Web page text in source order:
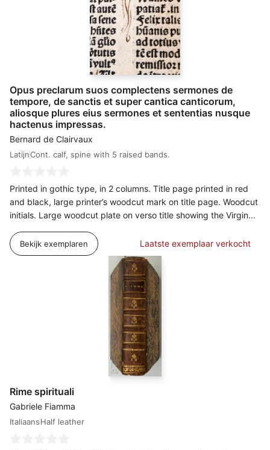
Opus preclarum suos complectens sermones de
tempore, de sanctis et super cantica canticorum,
aliosque plures eius sermones et sententias nusque
hactenus impressas.
Bernard de Clairvaux
LatijnCont. calf, spine with 5 raised bands.
Printed in gothic type, in 2 columns. Title page printed in red
and black, large printer’s woodcut mark on title page. Woodcut
initials. Large woodcut plate on verso title showing the Virgin...
Laatste exemplaar verkocht
Bekijk exemplaren
Rime spirituali
Gabriele Fiamma
ItaliaansHalf leather